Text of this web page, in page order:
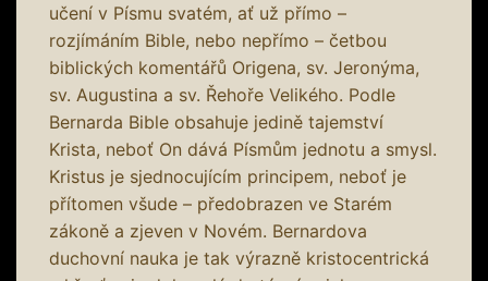
učení v Písmu svatém, ať už přímo –
rozjímáním Bible, nebo nepřímo – četbou
biblických komentářů Origena, sv. Jeronýma,
sv. Augustina a sv. Řehoře Velikého. Podle
Bernarda Bible obsahuje jedině tajemství
Krista, neboť On dává Písmům jednotu a smysl.
Kristus je sjednocujícím principem, neboť je
přítomen všude – předobrazen ve Starém
zákoně a zjeven v Novém. Bernardova
duchovní nauka je tak výrazně kristocentrická